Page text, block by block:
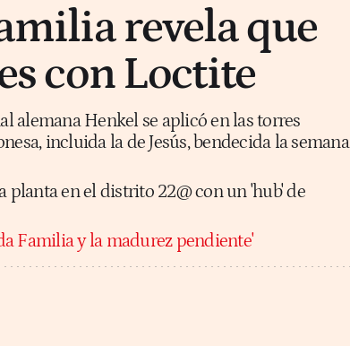
revela que
con Loctite
alemana Henkel se aplicó en las torres
incluida la de Jesús, bendecida la semana
planta en el distrito 22@ con un 'hub' de
Familia y la madurez pendiente'